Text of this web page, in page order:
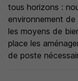
tous horizons :
environnement
les moyens de
place les
de poste